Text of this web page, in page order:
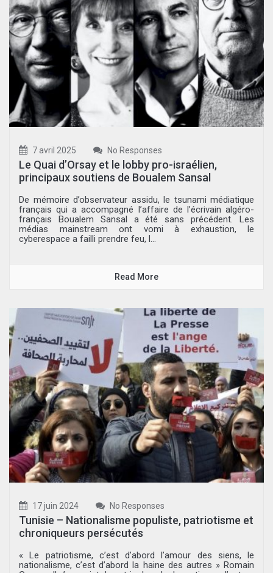
7 avril 2025 No Responses
Le Quai d’Orsay et le lobby pro-israélien,
principaux soutiens de Boualem Sansal
De mémoire d’observateur assidu, le tsunami médiatique
français qui a accompagné l’affaire de l’écrivain algéro-
français Boualem Sansal a été sans précédent. Les
médias mainstream ont vomi à exhaustion, le
cyberespace a failli prendre feu, l...
Read More
17 juin 2024 No Responses
Tunisie – Nationalisme populiste, patriotisme et
chroniqueurs persécutés
« Le patriotisme, c’est d’abord l’amour des siens, le
nationalisme, c’est d’abord la haine des autres » Romain